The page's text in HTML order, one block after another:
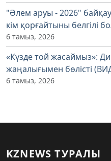
"Әлем аруы - 2026"
кім қорғайтыны белгілі
6 тамыз, 2026
«Күзде той жасаймыз»:
жаңалығымен бөлісті
6 тамыз, 2026
KZNEWS ТУРАЛЫ